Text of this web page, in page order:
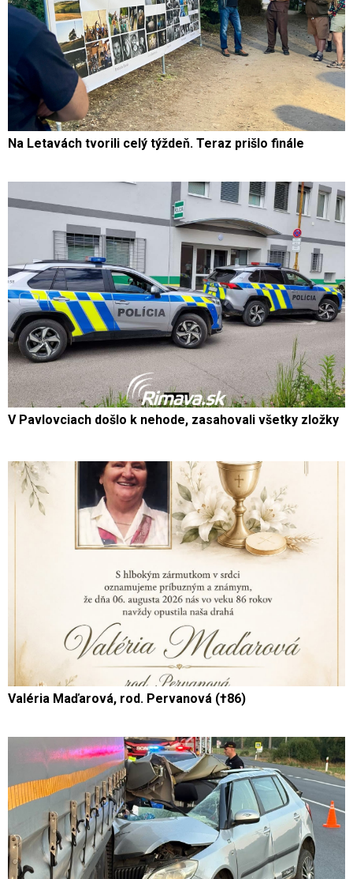
Na Letavách tvorili celý týždeň. Teraz prišlo finále
V Pavlovciach došlo k nehode, zasahovali všetky zložky
Valéria Maďarová, rod. Pervanová (†86)